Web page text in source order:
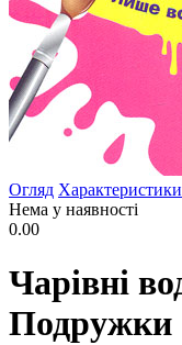
Огляд Характеристики
Нема у наявності
0.00
Чарівні
Подружки